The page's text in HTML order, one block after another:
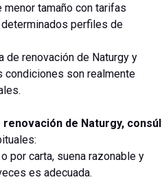
tamaño con tarifas
perfiles de
de renovación de Naturgy y
condiciones son realmente
renovación de Naturgy,
:
o por carta, suena razonable y
es adecuada.